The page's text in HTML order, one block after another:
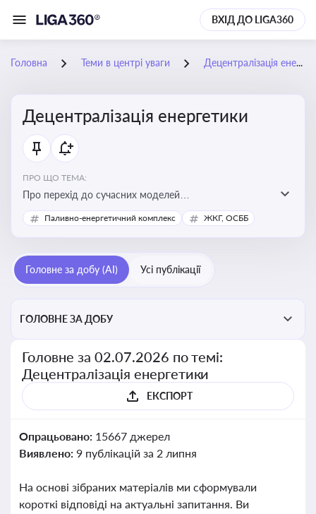
ВХІД ДО LIGA360
Головна Теми в центрі уваги Децентралізація енергетики
Децентралізація енергетики
ПРО ЩО ТЕМА:
Про перехід до сучасних моделей
енергозабезпечення, де виробництво електроенергії
здійснюється ближче до споживача. Це важливо для
втрат при транспортуванні енергії та стимулювання
розвитку відновлюваних джерел
Паливно-енергетичний комплекс ЖКГ, ОСББ
Головне за добу (AI) Усі публікації
ГОЛОВНЕ ЗА ДОБУ
Головне за 02.07.2026 по темі:
Децентралізація енергетики
ЕКСПОРТ
Опрацьовано: 15667 джерел
Виявлено: 9 публікацій за 2 липня
На основі зібраних матеріалів ми сформували
короткі відповіді на актуальні запитання. Ви